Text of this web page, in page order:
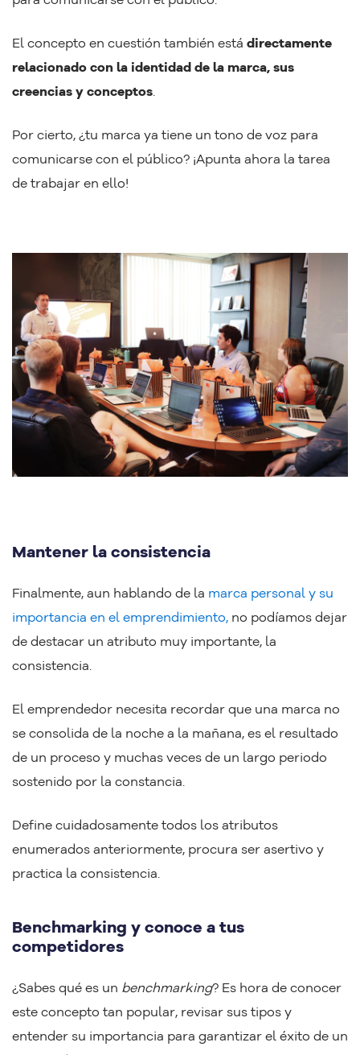
El concepto en cuestión también está directamente
relacionado con la identidad de la marca, sus
creencias y conceptos
Por cierto, ¿tu marca ya tiene un tono de voz para
comunicarse con el público? ¡Apunta ahora la tarea
de trabajar en ello!
Mantener la consistencia
Finalmente, aun hablando de la marca personal y su
importancia en el emprendimiento, no podíamos dejar
de destacar un atributo muy importante, la
consistencia.
El emprendedor necesita recordar que una marca no
se consolida de la noche a la mañana, es el resultado
de un proceso y muchas veces de un largo periodo
sostenido por la constancia.
Define cuidadosamente todos los atributos
enumerados anteriormente, procura ser asertivo y
practica la consistencia.
Benchmarking y conoce a tus
competidores
¿Sabes qué es un benchmarking? Es hora de conocer
este concepto tan popular, revisar sus tipos y
entender su importancia para garantizar el éxito de un